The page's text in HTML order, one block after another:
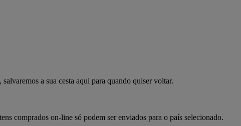
a sua cesta aqui para quando quiser voltar.
comprados on-line só podem ser enviados para o país selecionado.